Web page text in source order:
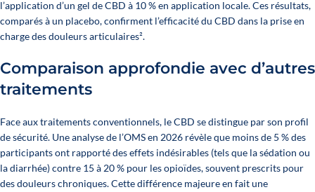
l’application d’un gel de CBD à 10 % en application locale. Ces résultats,
comparés à un placebo, confirment l’efficacité du CBD dans la prise en
charge des douleurs articulaires².
Comparaison approfondie avec d’autres
traitements
Face aux traitements conventionnels, le CBD se distingue par son profil
de sécurité. Une analyse de l’OMS en 2026 révèle que moins de 5 % des
participants ont rapporté des effets indésirables (tels que la sédation ou
la diarrhée) contre 15 à 20 % pour les opioïdes, souvent prescrits pour
des douleurs chroniques. Cette différence majeure en fait une